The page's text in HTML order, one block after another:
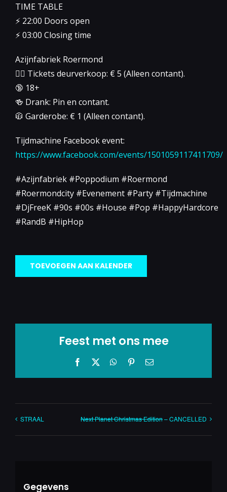
TIME TABLE
⚡️ 22:00 Doors open
⚡️ 03:00 Closing time
Azijnfabriek Roermond
👉🏻 Tickets deurverkoop: € 5 (Alleen contant).
🔞 18+
🍻 Drank: Pin en contant.
🧥 Garderobe: € 1 (Alleen contant).
Tijdmachine Facebook event:
https://www.facebook.com/events/1501059117411709/
#Azijnfabriek #Poppodium #Roermond
#Roermondcity #Evenement #Party #Tijdmachine
#DjFreeK #90s #00s #House #Pop #HappyHardcore
#RandB #HipHop
TOEVOEGEN AAN KALENDER
Feest met ons mee
Facebook WhatsApp
Pinterest
E-
STRAAL Next Planet Christmas Edition– CANCELLED
Gegevens